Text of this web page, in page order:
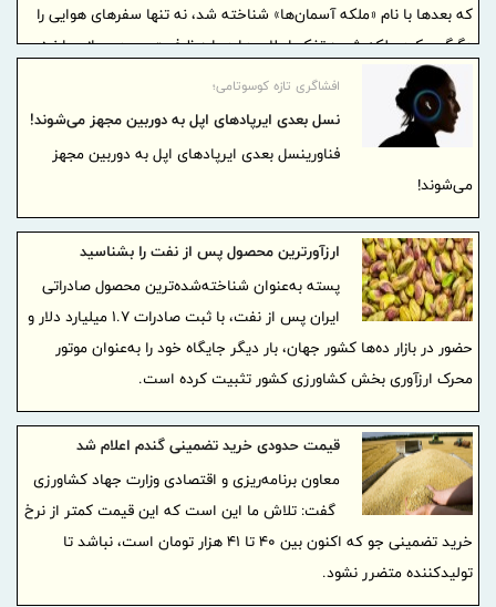
که بعدها با نام «ملکه آسمان‌ها» شناخته شد، نه تنها سفرهای هوایی را
دگرگون کرد، بلکه شیوه تفکر ایرلاین‌ها درباره ظرفیت و برد پروازی را نیز
متحول نمود. سالگرد ورود این جت عظیم به خدمت تجاری، فرصتی است
برای مرور داستانی که آغاز یک عصر جدید در آسمان‌ها را رقم زد.
افشاگری تازه کوسوتامی؛
نسل بعدی ایرپادهای اپل به دوربین مجهز می‌شوند!
فناورینسل بعدی ایرپادهای اپل به دوربین مجهز
می‌شوند!
ارزآورترین محصول پس از نفت را بشناسید
پسته به‌عنوان شناخته‌شده‌ترین محصول صادراتی
ایران پس از نفت، با ثبت صادرات 1.7 میلیارد دلار و
حضور در بازار ده‌ها کشور جهان، بار دیگر جایگاه خود را به‌عنوان موتور
محرک ارزآوری بخش کشاورزی کشور تثبیت کرده است.
قیمت حدودی خرید تضمینی گندم اعلام شد
معاون برنامه‌ریزی و اقتصادی وزارت جهاد کشاورزی
گفت:‌ تلاش ما این است که این قیمت کمتر از نرخ
خرید تضمینی جو که اکنون بین ۴۰ تا ۴۱ هزار تومان است، نباشد تا
تولیدکننده متضرر نشود.